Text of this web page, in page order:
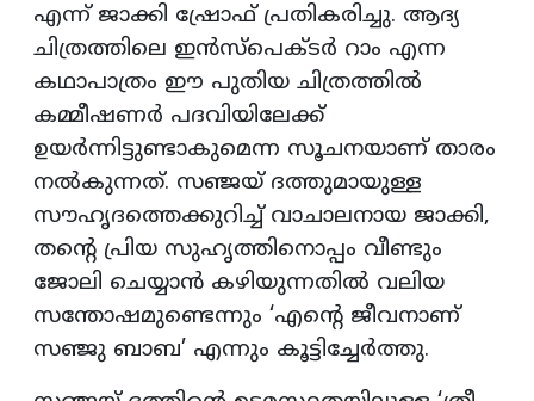
എന്ന് ജാക്കി ഷ്രോഫ് പ്രതികരിച്ചു. ആദ്യ
ചിത്രത്തിലെ ഇൻസ്‌പെക്ടർ റാം എന്ന
കഥാപാത്രം ഈ പുതിയ ചിത്രത്തിൽ
കമ്മീഷണർ പദവിയിലേക്ക്
ഉയർന്നിട്ടുണ്ടാകുമെന്ന സൂചനയാണ് താരം
നൽകുന്നത്. സഞ്ജയ് ദത്തുമായുള്ള
സൗഹൃദത്തെക്കുറിച്ച് വാചാലനായ ജാക്കി,
തന്റെ പ്രിയ സുഹൃത്തിനൊപ്പം വീണ്ടും
ജോലി ചെയ്യാൻ കഴിയുന്നതിൽ വലിയ
സന്തോഷമുണ്ടെന്നും ‘എന്റെ ജീവനാണ്
സഞ്ജു ബാബ’ എന്നും കൂട്ടിച്ചേർത്തു.